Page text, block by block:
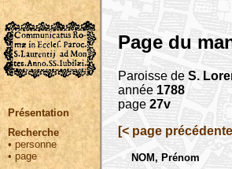
Présentation
Recherche
• personne
•page
Page du
Paroisse de S.
année 1788
page 27v
[< page
NOM, Prénom